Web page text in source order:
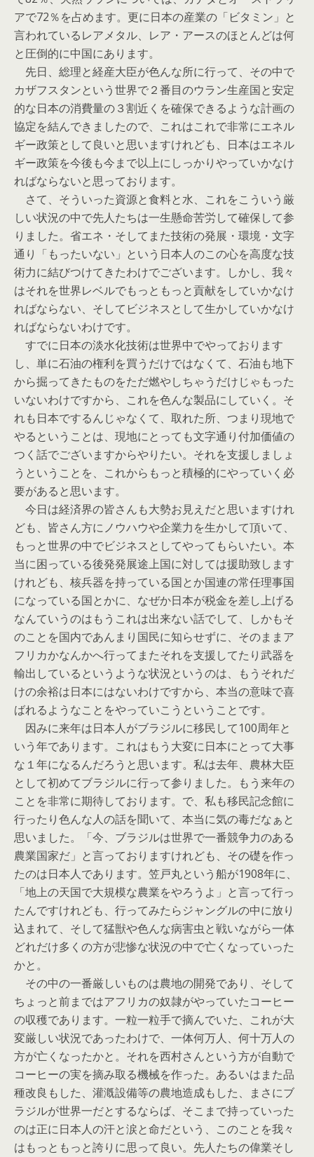
アで72％を占めます。更に日本の産業の「ビタミン」と
言われているレアメタル、レア・アースのほとんどは何
と圧倒的に中国にあります。
先日、総理と経産大臣が色んな所に行って、その中で
カザフスタンという世界で２番目のウラン生産国と安定
的な日本の消費量の３割近くを確保できるような計画の
協定を結んできましたので、これはこれで非常にエネル
ギー政策として良いと思いますけれども、日本はエネル
ギー政策を今後も今まで以上にしっかりやっていかなけ
ればならないと思っております。
さて、そういった資源と食料と水、これをこういう厳
しい状況の中で先人たちは一生懸命苦労して確保して参
りました。省エネ・そしてまた技術の発展・環境・文字
通り「もったいない」という日本人のこの心を高度な技
術力に結びつけてきたわけでございます。しかし、我々
はそれを世界レベルでもっともっと貢献をしていかなけ
ればならない、そしてビジネスとして生かしていかなけ
ればならないわけです。
すでに日本の淡水化技術は世界中でやっております
し、単に石油の権利を買うだけではなくて、石油も地下
から掘ってきたものをただ燃やしちゃうだけじゃもった
いないわけですから、これを色んな製品にしていく。そ
れも日本でするんじゃなくて、取れた所、つまり現地で
やるということは、現地にとっても文字通り付加価値の
つく話でございますからやりたい。それを支援しましょ
うということを、これからもっと積極的にやっていく必
要があると思います。
今日は経済界の皆さんも大勢お見えだと思いますけれ
ども、皆さん方にノウハウや企業力を生かして頂いて、
もっと世界の中でビジネスとしてやってもらいたい。本
当に困っている後発発展途上国に対しては援助致します
けれども、核兵器を持っている国とか国連の常任理事国
になっている国とかに、なぜか日本が税金を差し上げる
なんていうのはもうこれは出来ない話でして、しかもそ
のことを国内であんまり国民に知らせずに、そのままア
フリカかなんかへ行ってまたそれを支援してたり武器を
輸出しているというような状況というのは、もうそれだ
けの余裕は日本にはないわけですから、本当の意味で喜
ばれるようなことをやっていこうということです。
因みに来年は日本人がブラジルに移民して100周年と
いう年であります。これはもう大変に日本にとって大事
な１年になるんだろうと思います。私は去年、農林大臣
として初めてブラジルに行って参りました。もう来年の
ことを非常に期待しております。で、私も移民記念館に
行ったり色んな人の話を聞いて、本当に気の毒だなぁと
思いました。「今、ブラジルは世界で一番競争力のある
農業国家だ」と言っておりますけれども、その礎を作っ
たのは日本人であります。笠戸丸という船が1908年に、
「地上の天国で大規模な農業をやろうよ」と言って行っ
たんですけれども、行ってみたらジャングルの中に放り
込まれて、そして猛獣や色んな病害虫と戦いながら一体
どれだけ多くの方が悲惨な状況の中で亡くなっていった
かと。
その中の一番厳しいものは農地の開発であり、そして
ちょっと前まではアフリカの奴隷がやっていたコーヒー
の収穫であります。一粒一粒手で摘んでいた、これが大
変厳しい状況であったわけで、一体何万人、何十万人の
方が亡くなったかと。それを西村さんという方が自動で
コーヒーの実を摘み取る機械を作った。あるいはまた品
種改良もした、灌漑設備等の農地造成もした、まさにブ
ラジルが世界一だとするならば、そこまで持っていった
のは正に日本人の汗と涙と命だという、このことを我々
はもっともっと誇りに思って良い。先人たちの偉業そし